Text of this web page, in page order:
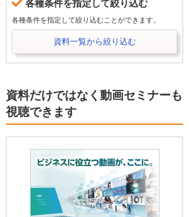
各種条件を指定して絞り込む
各種条件を指定して絞り込むことができます。
資料一覧から絞り込む
資料だけではなく動画セミナーも
視聴できます